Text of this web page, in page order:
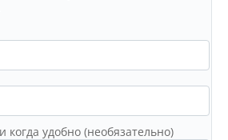
когда удобно (необязательно)